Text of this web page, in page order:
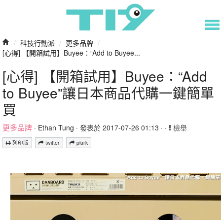
/ 科技行動派 / 更多品牌 /
[心得] 【開箱試用】Buyee：“Add to Buyee...
[心得] 【開箱試用】Buyee：“Add
to Buyee”讓日本商品代購一鍵簡單
買
更多品牌 · Ethan Tung · 發表於 2017-07-26 01:13 · · 檢舉
列印版 twitter plurk